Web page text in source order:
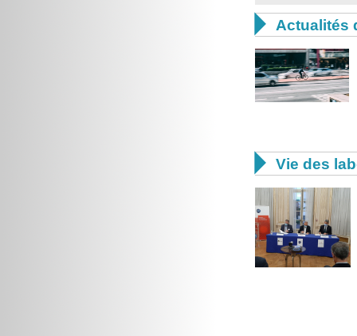
 Actualités
 Vie des